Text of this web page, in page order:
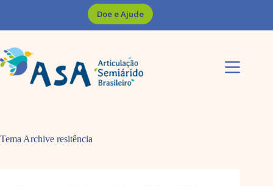
Doe e Ajude
Tema Archive resitência